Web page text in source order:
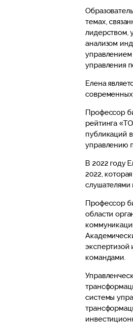
темах,
лидерством,
анализом
управления
Елена
Профессор
рейтинга
публикаций
управлению
В 2022 году
2022,
Профессор
области
экспертизой
командами.
системы